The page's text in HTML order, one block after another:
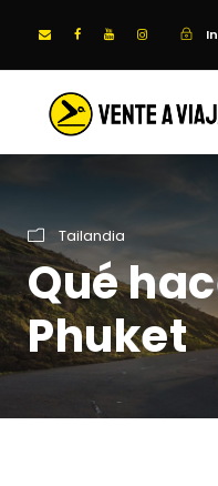
Tailandia
Qué
Phuket